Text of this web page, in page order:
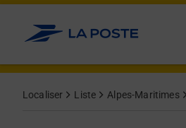
Allez au contenu
Localiser Liste Alpes-Maritimes
Day of the WeekHours
Get directions to La Poste at 13 RUE
lien s'ouvre dans un nouvel onglet